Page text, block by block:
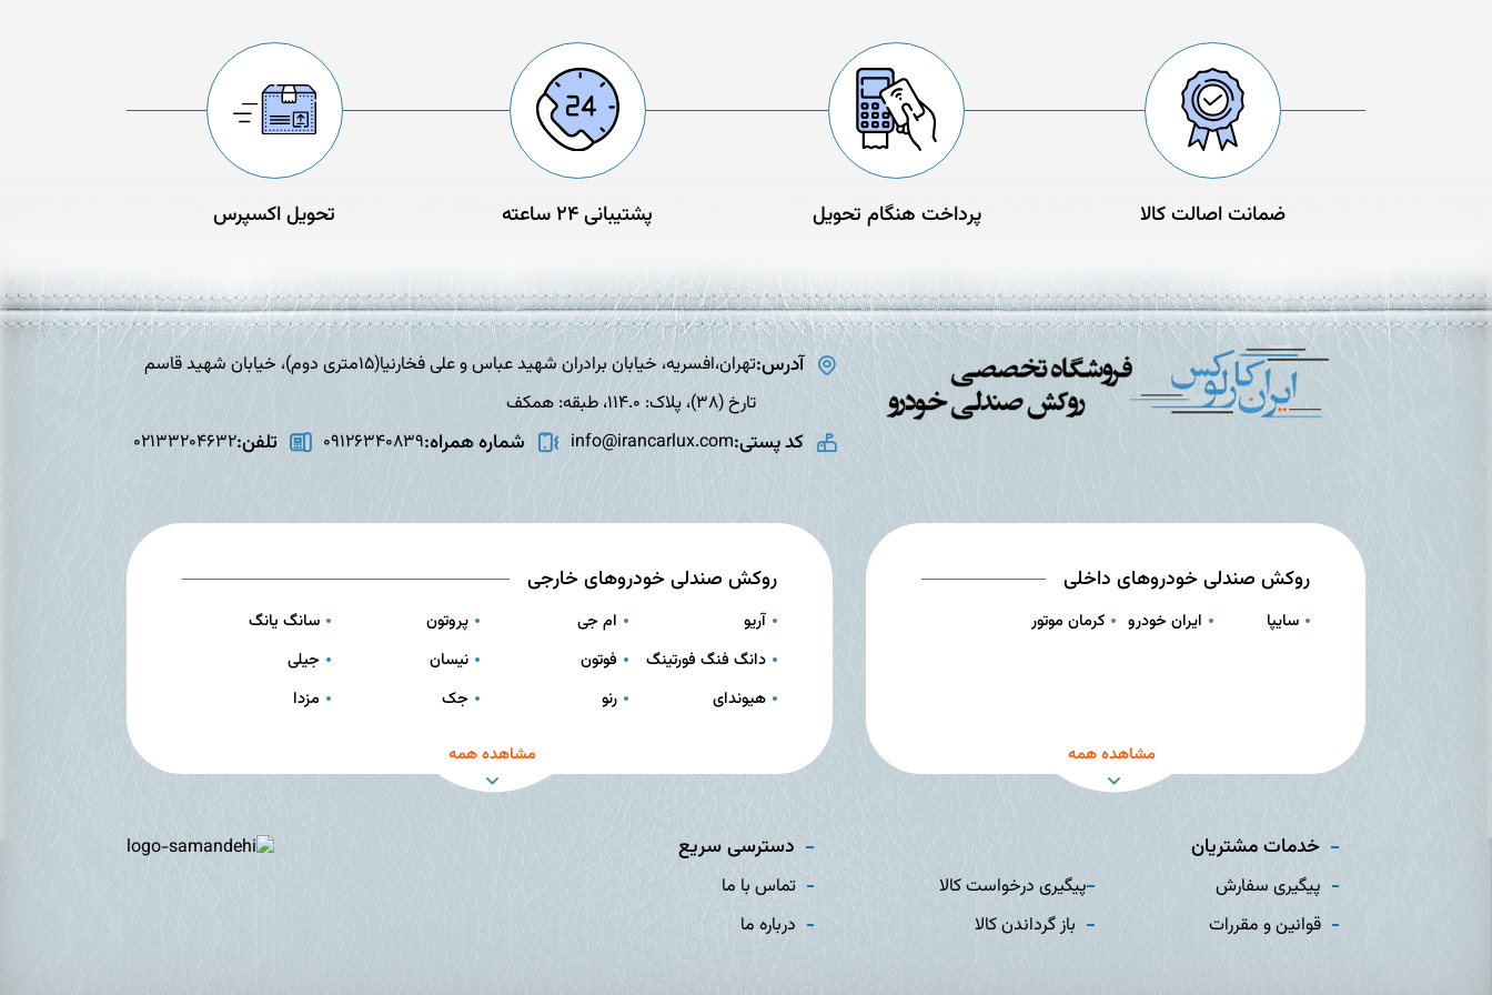
ضمانت اصالت کالا پرداخت هنگام تحویل پشتیبانی 24 ساعته تحویل اکسپرس
آدرس:
تهران،افسریه، خیابان برادران شهید عباس و علی فخارنیا(15متری دوم)، خیابان شهید قاسم
تارخ (38)، پلاک: 114.0، طبقه: همکف
کد پستی:info@irancarlux.com شماره همراه:09126340839 تلفن:02133204632
روکش صندلی خودروهای داخلی
سایپا ایران خودرو کرمان موتور
مشاهده همه
روکش صندلی خودروهای خارجی
آریو ام جی پروتون
سانگ یانگ
دانگ فنگ فورتینگ
فوتون نیسان
جیلی
هیوندای
رنو جک مزدا
مشاهده همه
خدمات مشتریان
پیگیری سفارش
قوانین و مقررات
پیگیری درخواست کالا
باز گرداندن کالا
دسترسی سریع
تماس با ما
درباره ما